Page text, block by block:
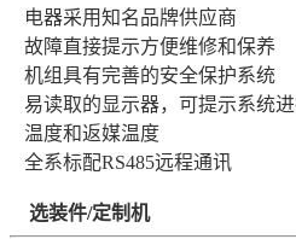
电器采用知名品牌供应商
故障直接提示方便维修和保养
机组具有完善的安全保护系统
易读取的显示器，可提示系统
温度和返媒温度
全系标配RS485远程通讯
选装件/定制机